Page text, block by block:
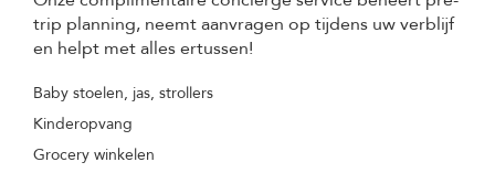
trip planning, neemt aanvragen op tijdens uw verblijf
en helpt met alles ertussen!
Baby stoelen, jas, strollers
Kinderopvang
Grocery winkelen